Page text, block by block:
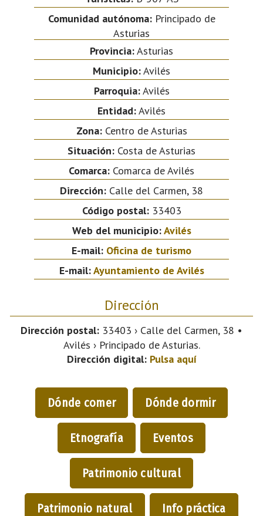
Comunidad autónoma:Principado de
Asturias
Provincia:Asturias
Municipio:Avilés
Parroquia:Avilés
Entidad:Avilés
Zona:Centro de Asturias
Situación: Costa de Asturias
Comarca: Comarca de Avilés
Dirección: Calle del Carmen, 38
Código postal:33403
Web del municipio:Avilés
E-mail: Oficina de turismo
E-mail:Ayuntamiento de Avilés
Dirección
Dirección postal: 33403 › Calle del Carmen, 38 •
Avilés › Principado de Asturias.
Dirección digital: Pulsa aquí
Dónde comer Dónde dormir
Etnografía Eventos
Patrimonio cultural
Patrimonio natural Info práctica